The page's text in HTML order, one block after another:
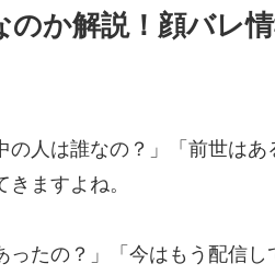
か解説！顔バレ情
人は誰なの？」「前世はあ
ますよね。
たの？」「今はもう配信